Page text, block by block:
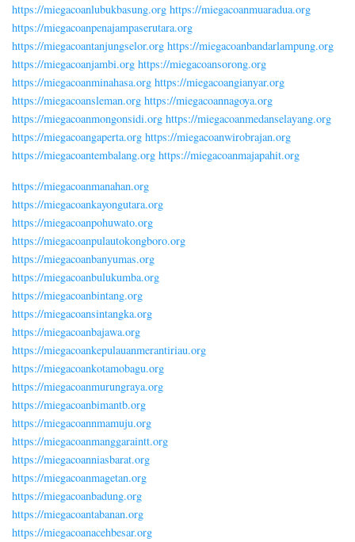
https://miegacoanlubukbasung.org https://miegacoanmuaradua.org
https://miegacoanpenajampaserutara.org
https://miegacoantanjungselor.org https://miegacoanbandarlampung.org
https://miegacoanjambi.org https://miegacoansorong.org
https://miegacoanminahasa.org https://miegacoangianyar.org
https://miegacoansleman.org https://miegacoannagoya.org
https://miegacoanmongonsidi.org https://miegacoanmedanselayang.org
https://miegacoangaperta.org https://miegacoanwirobrajan.org
https://miegacoantembalang.org https://miegacoanmajapahit.org
https://miegacoanmanahan.org
https://miegacoankayongutara.org
https://miegacoanpohuwato.org
https://miegacoanpulautokongboro.org
https://miegacoanbanyumas.org
https://miegacoanbulukumba.org
https://miegacoanbintang.org
https://miegacoansintangka.org
https://miegacoanbajawa.org
https://miegacoankepulauanmerantiriau.org
https://miegacoankotamobagu.org
https://miegacoanmurungraya.org
https://miegacoanbimantb.org
https://miegacoannmamuju.org
https://miegacoanmanggaraintt.org
https://miegacoanniasbarat.org
https://miegacoanmagetan.org
https://miegacoanbadung.org
https://miegacoantabanan.org
https://miegacoanacehbesar.org